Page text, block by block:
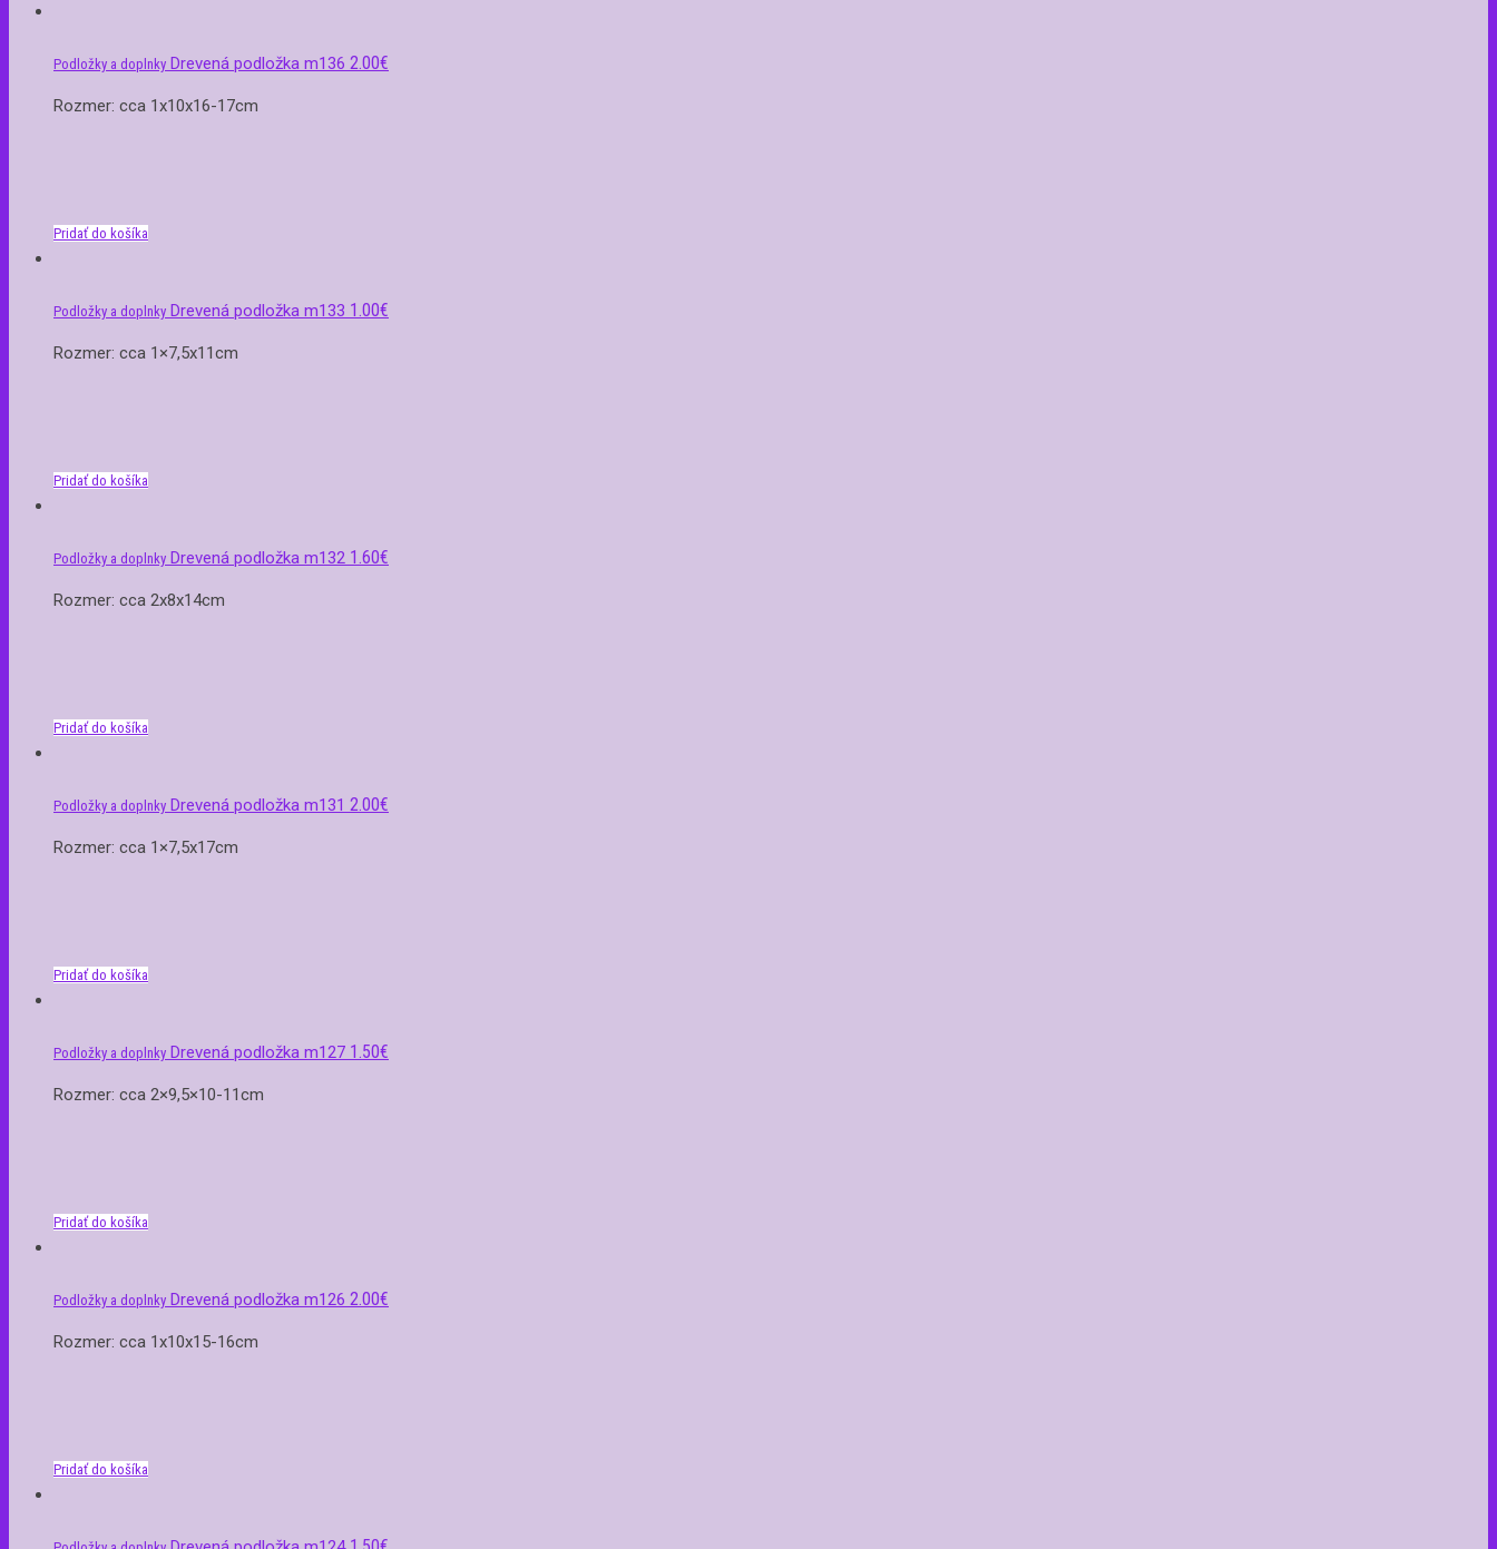
Podložky a doplnky Drevená podložka m136 2.00€
Rozmer: cca 1x10x16-17cm
Pridať do košíka
Podložky a doplnky Drevená podložka m133 1.00€
Rozmer: cca 1×7,5x11cm
Pridať do košíka
Podložky a doplnky Drevená podložka m132 1.60€
Rozmer: cca 2x8x14cm
Pridať do košíka
Podložky a doplnky Drevená podložka m131 2.00€
Rozmer: cca 1×7,5x17cm
Pridať do košíka
Podložky a doplnky Drevená podložka m127 1.50€
Rozmer: cca 2×9,5×10-11cm
Pridať do košíka
Podložky a doplnky Drevená podložka m126 2.00€
Rozmer: cca 1x10x15-16cm
Pridať do košíka